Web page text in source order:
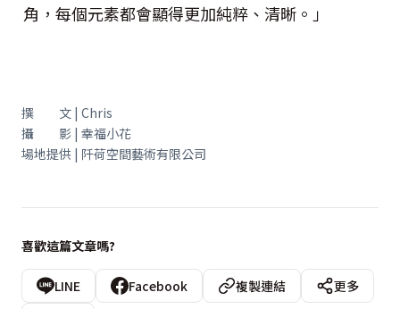
角，每個元素都會顯得更加純粹、清晰。」
撰 文 | Chris
攝 影 | 幸福小花
場地提供 | 阡荷空間藝術有限公司
喜歡這篇文章嗎?
LINE Facebook 複製連結
更多